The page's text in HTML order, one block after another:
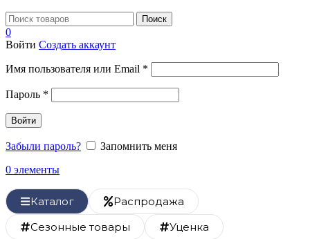
Поиск
0
Войти Создать аккаунт
Имя пользователя или Email *
Пароль *
Войти
Забыли пароль?
Запомнить меня
0 элементы
Каталог
Распродажа
Сезонные товары
Уценка